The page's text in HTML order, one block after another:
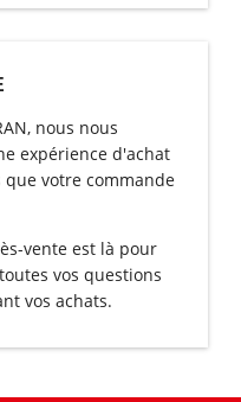
nous nous
expérience d'achat
votre commande
vente est là pour
vos questions
vos achats.